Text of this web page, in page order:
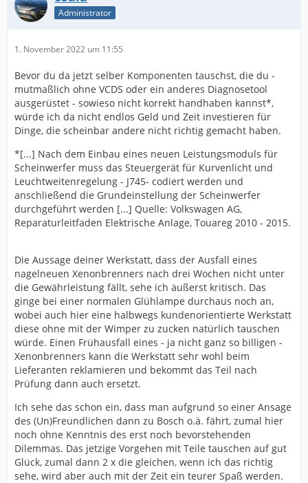
Administrator
1. November 2022 um 11:55
Bevor du da jetzt selber Komponenten tauschst, die du -
mutmaßlich ohne VCDS oder ein anderes Diagnosetool
ausgerüstet - sowieso nicht korrekt handhaben kannst*,
würde ich da nicht endlos Geld und Zeit investieren für
Dinge, die scheinbar andere nicht richtig gemacht haben.
*[...] Nach dem Einbau eines neuen Leistungsmoduls für
Scheinwerfer muss das Steuergerät für Kurvenlicht und
Leuchtweitenregelung - J745- codiert werden und
anschließend die Grundeinstellung der Scheinwerfer
durchgeführt werden [...] Quelle: Volkswagen AG,
Reparaturleitfaden Elektrische Anlage, Touareg 2010 - 2015.
Die Aussage deiner Werkstatt, dass der Ausfall eines
nagelneuen Xenonbrenners nach drei Wochen nicht unter
die Gewährleistung fällt, sehe ich äußerst kritisch. Das
ginge bei einer normalen Glühlampe durchaus noch an,
wobei auch hier eine halbwegs kundenorientierte Werkstatt
diese ohne mit der Wimper zu zucken natürlich tauschen
würde. Einen Frühausfall eines - ja nicht ganz so billigen -
Xenonbrenners kann die Werkstatt sehr wohl beim
Lieferanten reklamieren und bekommt das Teil nach
Prüfung dann auch ersetzt.
Ich sehe das schon ein, dass man aufgrund so einer Ansage
des (Un)Freundlichen dann zu Bosch o.ä. fährt, zumal hier
noch ohne Kenntnis des erst noch bevorstehenden
Dilemmas. Das jetzige Vorgehen mit Teile tauschen auf gut
Glück, zumal dann 2 x die gleichen, wenn ich das richtig
sehe, wird aber auch mit der Zeit ein teurer Spaß werden.